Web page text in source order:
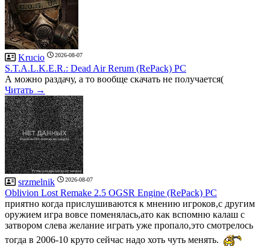
Krucio 2026-08-07
S.T.A.L.K.E.R.: Dead Air Rerum (RePack) PC
А можно раздачу, а то вообще скачать не получается(
Читать →
srzmelnik 2026-08-07
Oblivion Lost Remake 2.5 OGSR Engine (RePack) PC
приятно когда прислушиваются к мнению игроков,с другим
оружием игра вовсе поменялась,ато как вспомню калаш с
затвором слева желание играть уже пропало,это смотрелось
тогда в 2006-10 круто сейчас надо хоть чуть менять.